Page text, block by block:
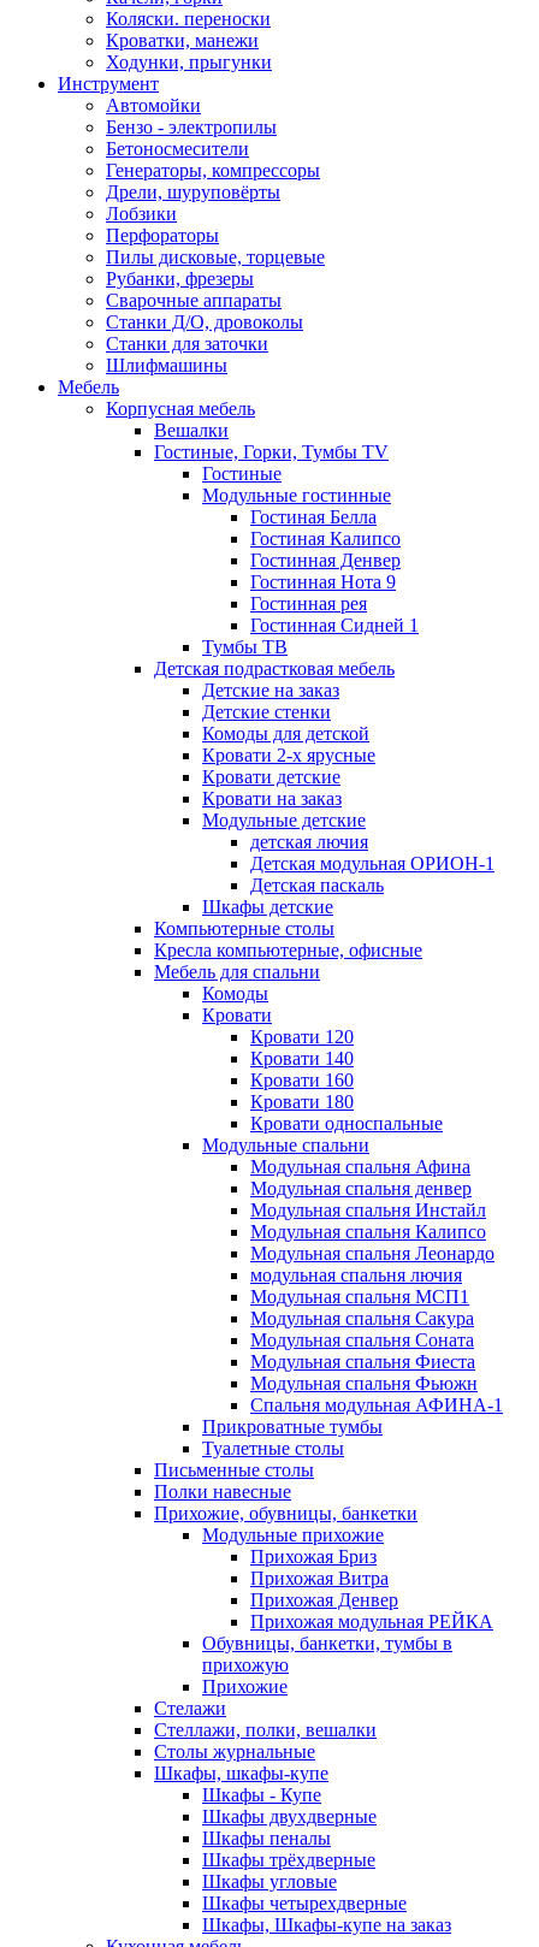
Коляски. переноски
Кроватки, манежи
Ходунки, прыгунки
Инструмент
Автомойки
Бензо - электропилы
Бетоносмесители
Генераторы, компрессоры
Дрели, шуруповёрты
Лобзики
Перфораторы
Пилы дисковые, торцевые
Рубанки, фрезеры
Сварочные аппараты
Станки Д/О, дровоколы
Станки для заточки
Шлифмашины
Мебель
Корпусная мебель
Вешалки
Гостиные, Горки, Тумбы TV
Гостиные
Модульные гостинные
Гостиная Белла
Гостиная Калипсо
Гостинная Денвер
Гостинная Нота 9
Гостинная рея
Гостинная Сидней 1
Тумбы ТВ
Детская подрастковая мебель
Детские на заказ
Детские стенки
Комоды для детской
Кровати 2-х ярусные
Кровати детские
Кровати на заказ
Модульные детские
детская лючия
Детская модульная ОРИОН-1
Детская паскаль
Шкафы детские
Компьютерные столы
Кресла компьютерные, офисные
Мебель для спальни
Комоды
Кровати
Кровати 120
Кровати 140
Кровати 160
Кровати 180
Кровати односпальные
Модульные спальни
Модульная спальня Афина
Модульная спальня денвер
Модульная спальня Инстайл
Модульная спальня Калипсо
Модульная спальня Леонардо
модульная спальня лючия
Модульная спальня МСП1
Модульная спальня Сакура
Модульная спальня Соната
Модульная спальня Фиеста
Модульная спальня Фьюжн
Спальня модульная АФИНА-1
Прикроватные тумбы
Туалетные столы
Письменные столы
Полки навесные
Прихожие, обувницы, банкетки
Модульные прихожие
Прихожая Бриз
Прихожая Витра
Прихожая Денвер
Прихожая модульная РЕЙКА
Обувницы, банкетки, тумбы в
прихожую
Прихожие
Стелажи
Стеллажи, полки, вешалки
Столы журнальные
Шкафы, шкафы-купе
Шкафы - Купе
Шкафы двухдверные
Шкафы пеналы
Шкафы трёхдверные
Шкафы угловые
Шкафы четырехдверные
Шкафы, Шкафы-купе на заказ